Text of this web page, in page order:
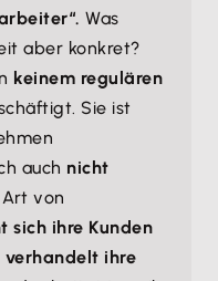
Was
aber konkret?
keinem regulären
Sie ist
auch nicht
Art von
sich ihre Kunden
verhandelt ihre